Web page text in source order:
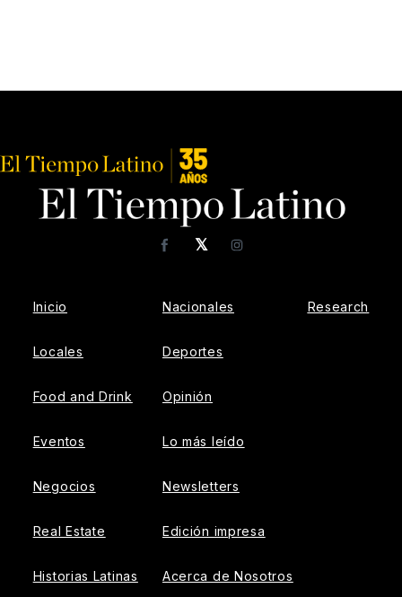
𝕏
FacebookInstagram
Inicio
Locales
Food and Drink
Eventos
Negocios
Real Estate
Historias Latinas
Nacionales
Deportes
Opinión
Lo más leído
Newsletters
Edición impresa
Acerca de Nosotros
Research